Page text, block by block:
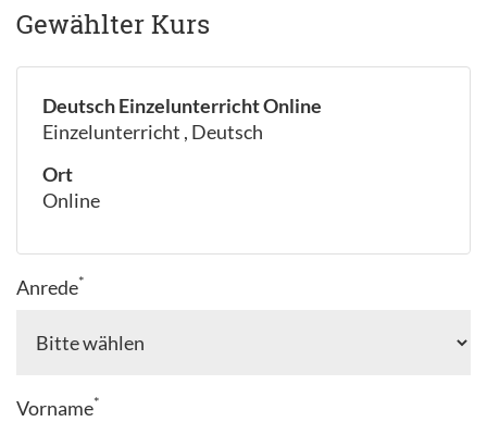
Gewählter Kurs
Deutsch Einzelunterricht Online
Einzelunterricht , Deutsch
Ort
Online
Anrede*
Vorname*